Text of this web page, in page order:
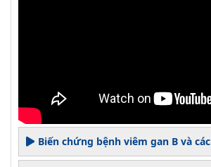
Biến chứng bệnh viêm gan B và